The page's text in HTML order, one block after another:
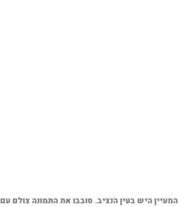
המעיין היש בעין הנציב. סובבו את התמונה צולם עם